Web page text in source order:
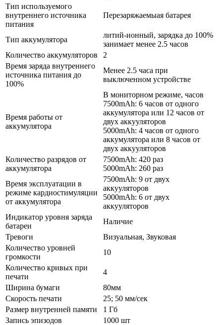
Тип используемого
внутреннего источника
питания
Перезаряжаемыая батарея
Тип аккумулятора
литий-ионный, зарядка до 100%
занимает менее 2.5 часов
Количество аккумуляторов
2
Время заряда внутреннего
источника питания до
100%
Менее 2.5 часа при
выключенном устройстве
Время работы от
аккумулятора
В мониторном режиме, часов
7500mAh: 6 часов от одного
аккумулятора или 12 часов от
двух аккууляторов
5000mAh: 4 часов от одного
аккумулятора или 8 часов от
двух аккууляторов
Количество разрядов от
аккумулятора
7500mAh: 420 раз
5000mAh: 260 раз
Время эксплуатации в
режиме кардиостимуляции
от аккумулятора
7500mAh: 9 от двух
аккууляторов
5000mAh: 6 от двух
аккууляторов
Индикатор уровня заряда
батареи
Наличие
Тревоги
Визуальная, Звуковая
Количество уровней
громкости
10
Количество кривых при
печати
4
Ширина бумаги
80мм
Скорость печати
25; 50 мм/сек
Размер внутренней памяти
1 Гб
Запись эпизодов
1000 шт